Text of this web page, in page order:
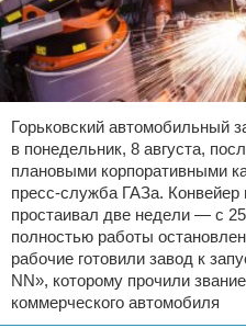
Горьковский автомобильный
в понедельник, 8 августа,
плановыми корпоративными
пресс-служба ГАЗа.
простаивал две недели — с
полностью работы
рабочие готовили завод к
NN», которому прочили
коммерческого автомобиля